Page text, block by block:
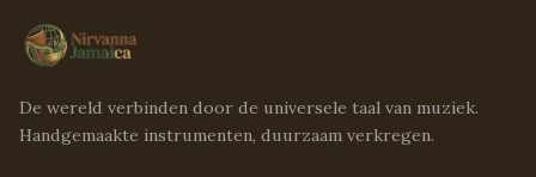
De wereld verbinden door de universele taal van muziek.
Handgemaakte instrumenten, duurzaam verkregen.